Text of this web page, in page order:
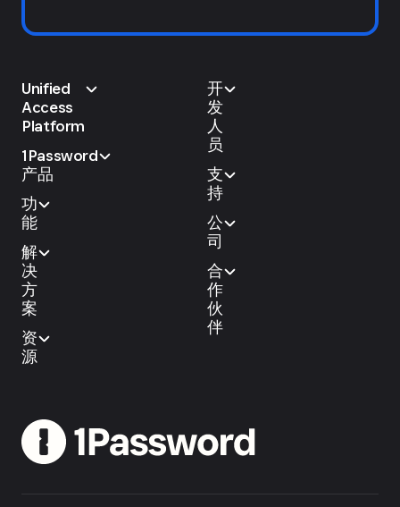
Unified
Access
Platform
1Password
产品
功
能
解
决
方
案
资
源
开
发
人
员
支
持
公
司
合
作
伙
伴